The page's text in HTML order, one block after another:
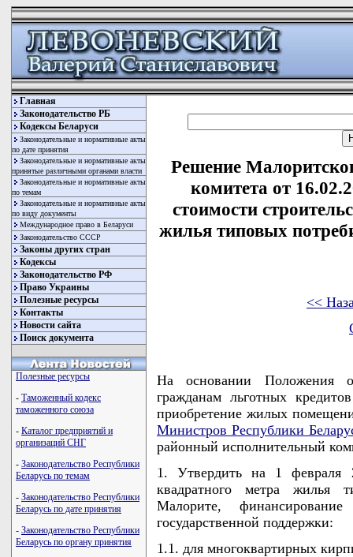
Главная
Законодательство РБ
Кодексы Беларуси
Законодательные и нормативные акты
по дате принятия
Законодательные и нормативные акты
принятые различными органами власти
Законодательные и нормативные акты
по темам
Законодательные и нормативные акты
по виду документы
Международное право в Беларуси
Законодательство СССР
Законы других стран
Кодексы
Законодательство РФ
Право Украины
Полезные ресурсы
Контакты
Новости сайта
Поиск документа
Полезные ресурсы
- Таможенный кодекс
таможенного союза
- Каталог предприятий и
организаций СНГ
- Законодательство Республики
Беларусь по темам
- Законодательство Республики
Беларусь по дате принятия
- Законодательство Республики
Беларусь по органу принятия
Решение
комитета от
стоимости
жилья типовых
<<
На основании Положения
гражданам льготных
приобретение жилых
Министров Республики
районный исполнительный
1. Утвердить на 1 февраля
квадратного метра жилья
Малорите,
государственной поддержки:
1.1. для многоквартирных